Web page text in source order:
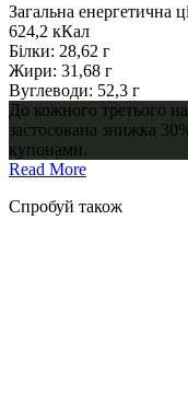
Загальна енергетична
624,2 кКал
Білки: 28,62 г
Жири: 31,68 г
Вуглеводи: 52,3 г
До кожного третього
застосована знижка
купонами.
Read More
Cпробуй також